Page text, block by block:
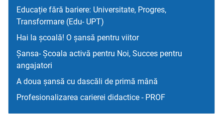
Educație fără bariere: Universitate, Progres,
Transformare (Edu- UPT)
Hai la școală! O șansă pentru viitor
Șansa- Școala activă pentru Noi, Succes pentru
angajatori
A doua șansă cu dascăli de primă mână
Profesionalizarea carierei didactice - PROF